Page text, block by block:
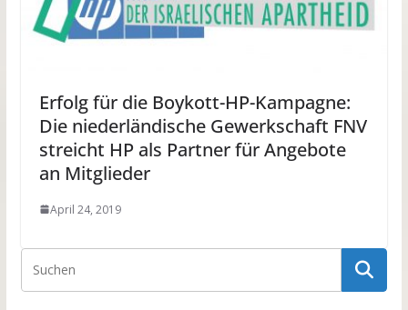
Erfolg für die Boykott-HP-Kampagne:
Die niederländische Gewerkschaft FNV
streicht HP als Partner für Angebote
an Mitglieder
April 24, 2019